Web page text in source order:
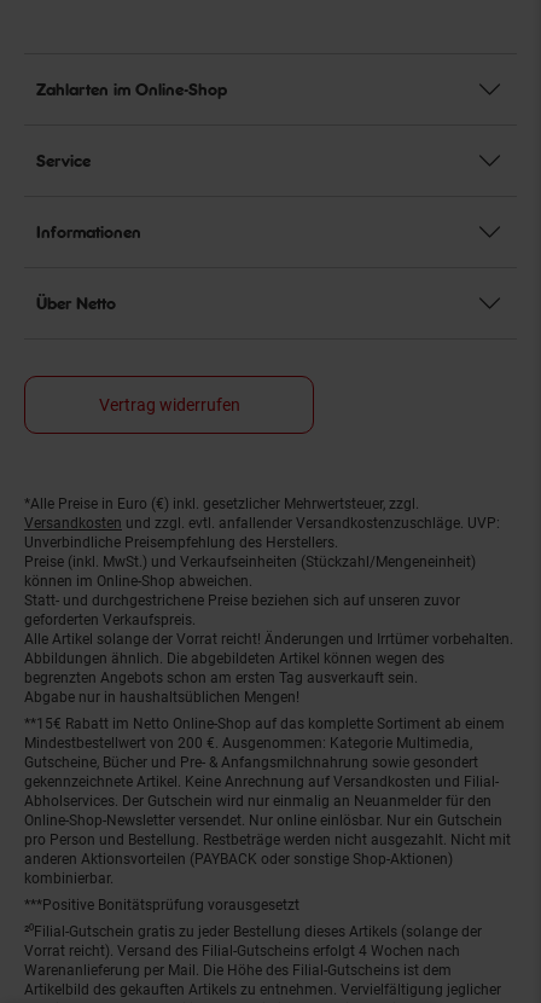
Zahlarten im Online-Shop
Service
Informationen
Über Netto
Vertrag widerrufen
Fußnoten
*Alle Preise in Euro (€) inkl. gesetzlicher Mehrwertsteuer, zzgl.
Versandkosten und zzgl. evtl. anfallender Versandkostenzuschläge. UVP:
Unverbindliche Preisempfehlung des Herstellers.
Preise (inkl. MwSt.) und Verkaufseinheiten (Stückzahl/Mengeneinheit)
können im Online-Shop abweichen.
Statt- und durchgestrichene Preise beziehen sich auf unseren zuvor
geforderten Verkaufspreis.
Alle Artikel solange der Vorrat reicht! Änderungen und Irrtümer vorbehalten.
Abbildungen ähnlich. Die abgebildeten Artikel können wegen des
begrenzten Angebots schon am ersten Tag ausverkauft sein.
Abgabe nur in haushaltsüblichen Mengen!
**15€ Rabatt im Netto Online-Shop auf das komplette Sortiment ab einem
Mindestbestellwert von 200 €. Ausgenommen: Kategorie Multimedia,
Gutscheine, Bücher und Pre- & Anfangsmilchnahrung sowie gesondert
gekennzeichnete Artikel. Keine Anrechnung auf Versandkosten und Filial-
Abholservices. Der Gutschein wird nur einmalig an Neuanmelder für den
Online-Shop-Newsletter versendet. Nur online einlösbar. Nur ein Gutschein
pro Person und Bestellung. Restbeträge werden nicht ausgezahlt. Nicht mit
anderen Aktionsvorteilen (PAYBACK oder sonstige Shop-Aktionen)
kombinierbar.
***Positive Bonitätsprüfung vorausgesetzt
²⁰Filial-Gutschein gratis zu jeder Bestellung dieses Artikels (solange der
Vorrat reicht). Versand des Filial-Gutscheins erfolgt 4 Wochen nach
Warenanlieferung per Mail. Die Höhe des Filial-Gutscheins ist dem
Artikelbild des gekauften Artikels zu entnehmen. Vervielfältigung jeglicher